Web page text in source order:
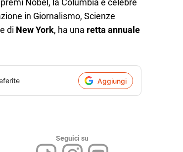
Nobel, la Columbia è celebre
in Giornalismo, Scienze
di New York, ha una retta annuale
Aggiungi
Seguici su